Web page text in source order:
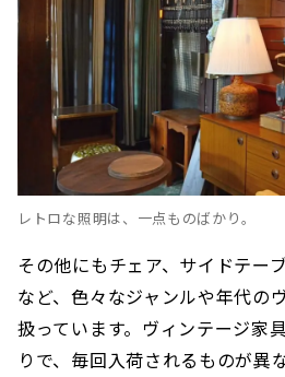
レトロな照明は、一点ものばかり。
その他にもチェア、サイドテー
など、色々なジャンルや年代の
扱っています。ヴィンテージ家
りで、毎回入荷されるものが異